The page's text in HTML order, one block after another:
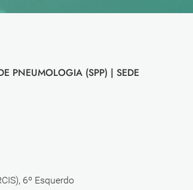
PNEUMOLOGIA (SPP) | SEDE
6º Esquerdo